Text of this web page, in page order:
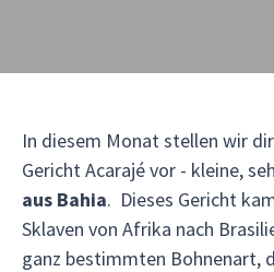
In diesem Monat stellen wir
Gericht Acarajé vor - kleine,
aus Bahia. Dieses Gericht
Sklaven von Afrika nach
ganz bestimmten Bohnenart,